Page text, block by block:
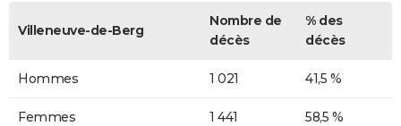
Villeneuve-de-Berg
Nombre de
décès
% des
décès
Hommes 1 021 41,5 %
Femmes 1 441 58,5 %